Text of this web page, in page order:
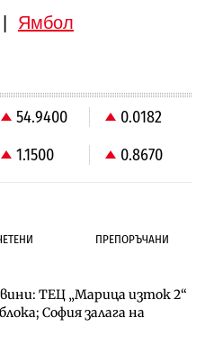
Ямбол
54.9400
0.0182
1.1500 0.8670
ПРЕПОРЪЧАНИ
ТЕЦ „Марица изток 2“
София залага на
избра изпълнител за
на трамвайното
„Скобелев“
над 150 устройства с
през август